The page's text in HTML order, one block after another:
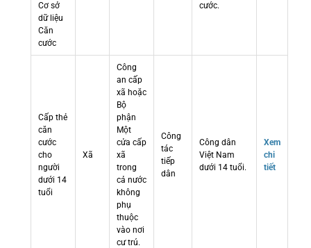
Cơ sở
dữ liệu
Căn
cước
cước.
Cấp thẻ
căn
cước
cho
người
dưới 14
tuổi
Xã
Công
an cấp
xã hoặc
Bộ
phận
Một
cửa cấp
xã
trong
cả nước
không
phụ
thuộc
vào nơi
cư trú.
Công
tác
tiếp
dân
Công dân
Việt Nam
dưới 14 tuổi.
Xem
chi
tiết